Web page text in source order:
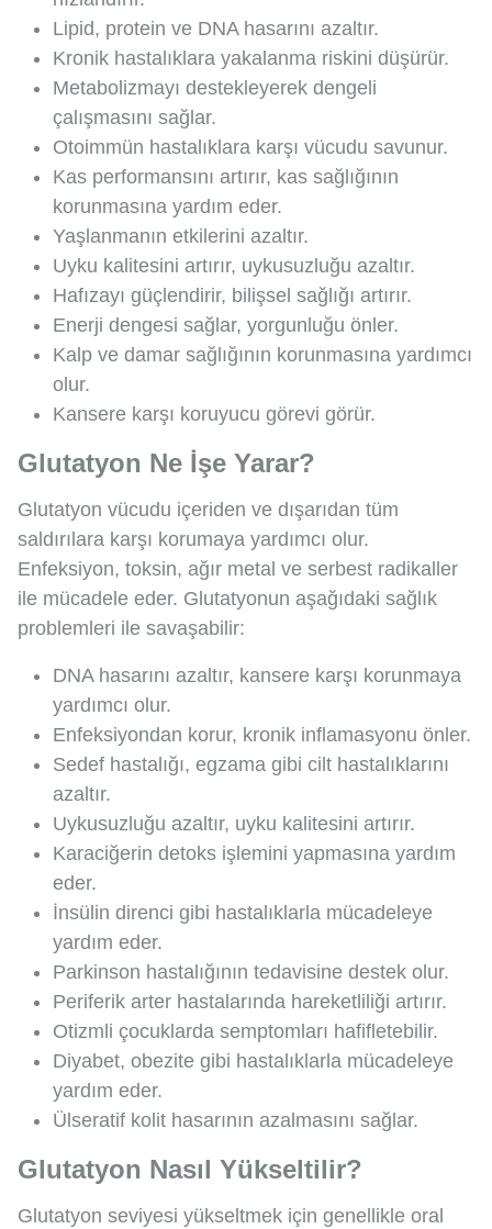
Lipid, protein ve DNA hasarını azaltır.
Kronik hastalıklara yakalanma riskini düşürür.
Metabolizmayı destekleyerek dengeli
çalışmasını sağlar.
Otoimmün hastalıklara karşı vücudu savunur.
Kas performansını artırır, kas sağlığının
korunmasına yardım eder.
Yaşlanmanın etkilerini azaltır.
Uyku kalitesini artırır, uykusuzluğu azaltır.
Hafızayı güçlendirir, bilişsel sağlığı artırır.
Enerji dengesi sağlar, yorgunluğu önler.
Kalp ve damar sağlığının korunmasına yardımcı
olur.
Kansere karşı koruyucu görevi görür.
Glutatyon Ne İşe Yarar?
Glutatyon vücudu içeriden ve dışarıdan tüm
saldırılara karşı korumaya yardımcı olur.
Enfeksiyon, toksin, ağır metal ve serbest radikaller
ile mücadele eder. Glutatyonun aşağıdaki sağlık
problemleri ile savaşabilir:
DNA hasarını azaltır, kansere karşı korunmaya
yardımcı olur.
Enfeksiyondan korur, kronik inflamasyonu önler.
Sedef hastalığı, egzama gibi cilt hastalıklarını
azaltır.
Uykusuzluğu azaltır, uyku kalitesini artırır.
Karaciğerin detoks işlemini yapmasına yardım
eder.
İnsülin direnci gibi hastalıklarla mücadeleye
yardım eder.
Parkinson hastalığının tedavisine destek olur.
Periferik arter hastalarında hareketliliği artırır.
Otizmli çocuklarda semptomları hafifletebilir.
Diyabet, obezite gibi hastalıklarla mücadeleye
yardım eder.
Ülseratif kolit hasarının azalmasını sağlar.
Glutatyon Nasıl Yükseltilir?
Glutatyon seviyesi yükseltmek için genellikle oral